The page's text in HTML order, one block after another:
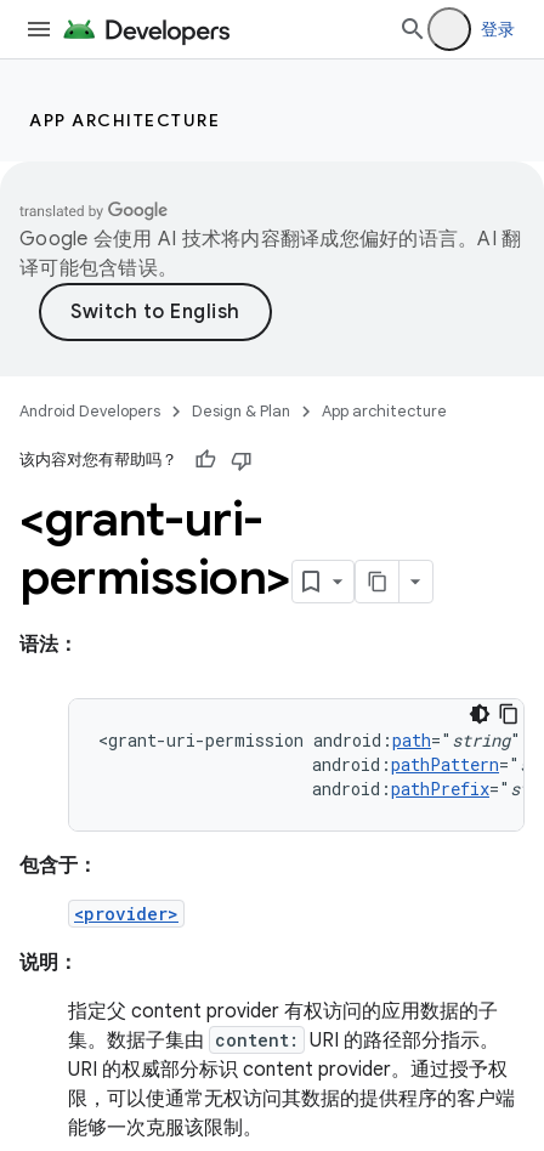
登录
APP ARCHITECTURE
Google 会使用 AI 技术将内容翻译成您偏好的语言。AI 翻
译可能包含错误。
Android Developers Design & Plan App architecture
该内容对您有帮助吗？
<grant-uri-
permission>
语法：
<grant-uri-permission android:path=" string
android:pathPattern="
android:pathPrefix="
包含于：
<provider>
说明：
指定父 content provider 有权访问的应用数据的子
集。数据子集由 content:
URI 的路径部分指示。
URI 的权威部分标识 content provider。通过授予权
限，可以使通常无权访问其数据的提供程序的客户端
能够一次克服该限制。